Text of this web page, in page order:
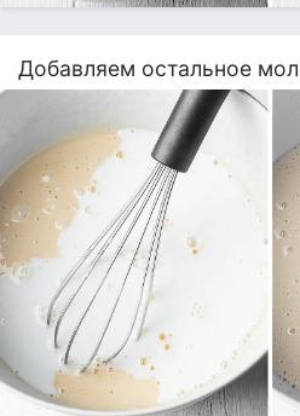
Добавляем остальное